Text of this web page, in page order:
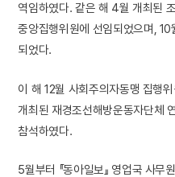
역임하였다. 같은 해 4월 개최된
중앙집행위원에 선임되었으며, 10
되었다.
이 해 12월 사회주의자동맹 집행
개최된 재경조선해방운동자단체
참석하였다.
5월부터 『동아일보』 영업국 사